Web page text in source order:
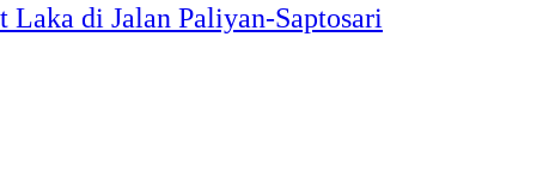
di Jalan Paliyan-Saptosari